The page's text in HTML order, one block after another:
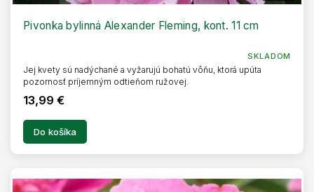
D
Pivonka bylinná Alexander Fleming, kont. 11 cm
SKLADOM
13,99 €
Do košíka
Jej kvety sú nadýchané a vyžarujú bohatú vôňu, ktorá upúta
pozornosť príjemným odtieňom ružovej.